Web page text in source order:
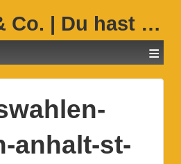
Co. | Du hast …
≡
anhalt-st-